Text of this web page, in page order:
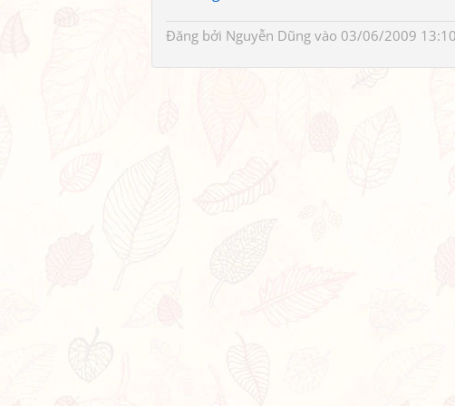
Đăng bởi Nguyễn Dũng vào 03/06/2009